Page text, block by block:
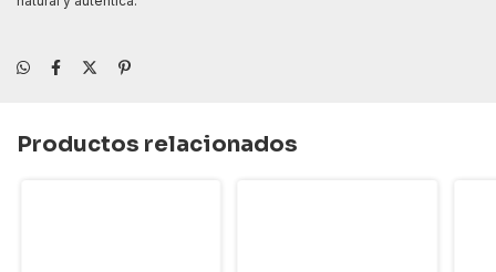
Productos relacionados